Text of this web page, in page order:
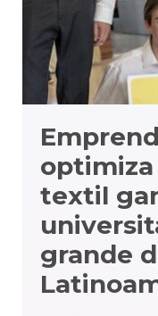
textil
grande